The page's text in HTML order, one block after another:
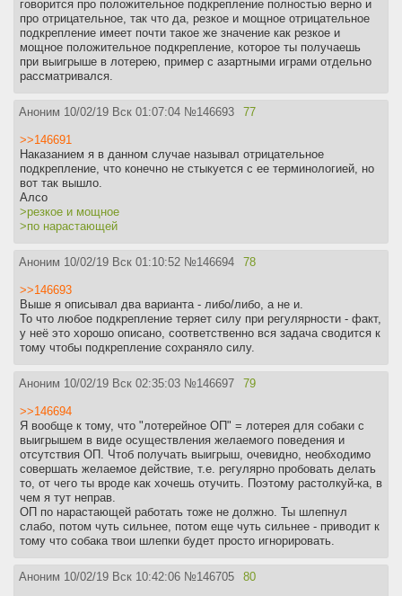
говорится про положительное подкрепление полностью верно и
про отрицательное, так что да, резкое и мощное отрицательное
подкрепление имеет почти такое же значение как резкое и
мощное положительное подкрепление, которое ты получаешь
при выигрыше в лотерею, пример с азартными играми отдельно
рассматривался.
Аноним 10/02/19 Вск 01:07:04 №146693 77
>>146691
Наказанием я в данном случае называл отрицательное
подкрепление, что конечно не стыкуется с ее терминологией, но
вот так вышло.
Алсо
>резкое и мощное
>по нарастающей
Аноним 10/02/19 Вск 01:10:52 №146694 78
>>146693
Выше я описывал два варианта - либо/либо, а не и.
То что любое подкрепление теряет силу при регулярности - факт,
у неё это хорошо описано, соответственно вся задача сводится к
тому чтобы подкрепление сохраняло силу.
Аноним 10/02/19 Вск 02:35:03 №146697 79
>>146694
Я вообще к тому, что "лотерейное ОП" = лотерея для собаки с
выигрышем в виде осуществления желаемого поведения и
отсутствия ОП. Чтоб получать выигрыш, очевидно, необходимо
совершать желаемое действие, т.е. регулярно пробовать делать
то, от чего ты вроде как хочешь отучить. Поэтому растолкуй-ка, в
чем я тут неправ.
ОП по нарастающей работать тоже не должно. Ты шлепнул
слабо, потом чуть сильнее, потом еще чуть сильнее - приводит к
тому что собака твои шлепки будет просто игнорировать.
Аноним 10/02/19 Вск 10:42:06 №146705 80